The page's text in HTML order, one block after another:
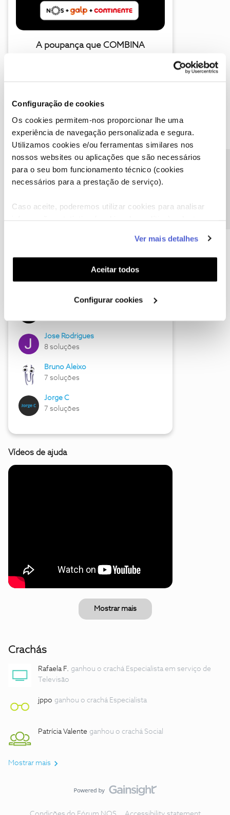
Configuração de cookies
Os cookies permitem-nos proporcionar lhe uma
experiência de navegação personalizada e segura.
Utilizamos cookies e/ou ferramentas similares nos
nossos websites ou aplicações que são necessários
para o seu bom funcionamento técnico (cookies
necessários para a prestação de serviço).
Caso aceite, poderemos utilizar cookies para analisar
funcionalidades (cookies de personalização e
funcionalidade) e adaptar anúncios aos seus interesses
(cookies de publicidade personalizada). Pode gerir a
utilização dos cookies clicando em "Configurar
Ver mais detalhes
Aceitar todos
Configurar cookies
A poupança que COMBINA
Descubra as novidades de junho
Hall of Fame de junho
Jose Rodrigues
8 soluções
Bruno Aleixo
7 soluções
Jorge C
7 soluções
Vídeos de ajuda
Mostrar mais
Crachás
Rafaela F. ganhou o crachá Especialista em serviço de
Televisão
jppo ganhou o crachá Especialista
Patrícia Valente ganhou o crachá Social
Mostrar mais